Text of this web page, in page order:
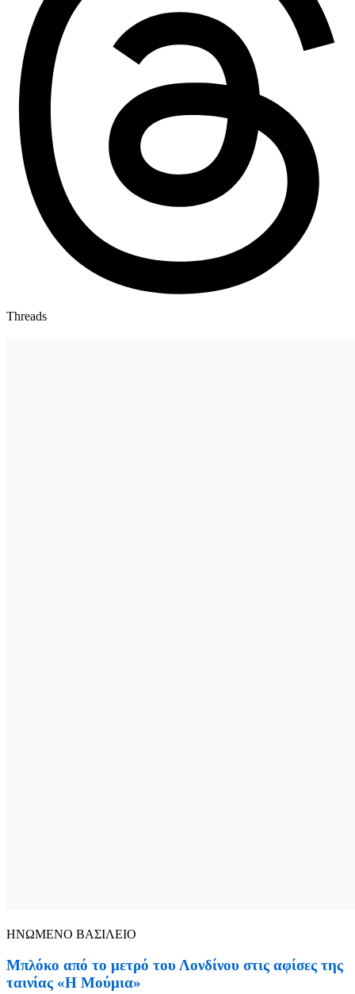
Threads
ΗΝΩΜΕΝΟ ΒΑΣΙΛΕΙΟ
Μπλόκο από το μετρό του Λονδίνου στις αφίσες της
ταινίας «Η Μούμια»